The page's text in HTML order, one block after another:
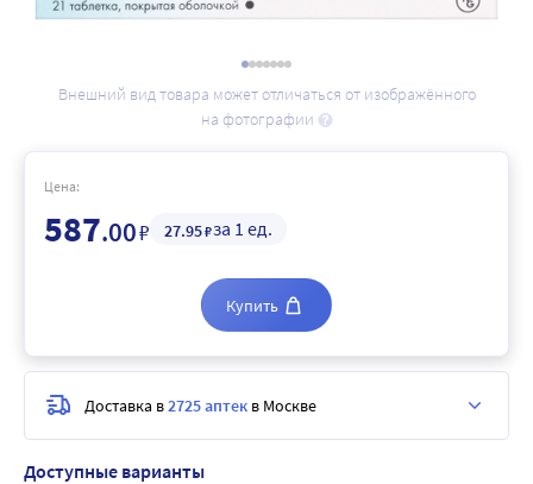
Внешний вид товара может отличаться от изображённого
на фотографии
Доступные варианты
Цена:
587.00₽ 27.95₽за 1 ед.
Купить
Доставка в2725 аптек в Москве